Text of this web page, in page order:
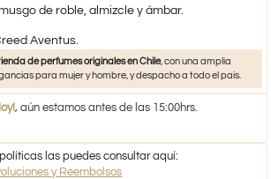
de roble, almizcle y ámbar.
Aventus.
de perfumes originales en Chile, con una amplia
para mujer y hombre, y despacho a todo el país.
, aún estamos antes de las 15:00hrs.
las puedes consultar aquí:
y Reembolsos